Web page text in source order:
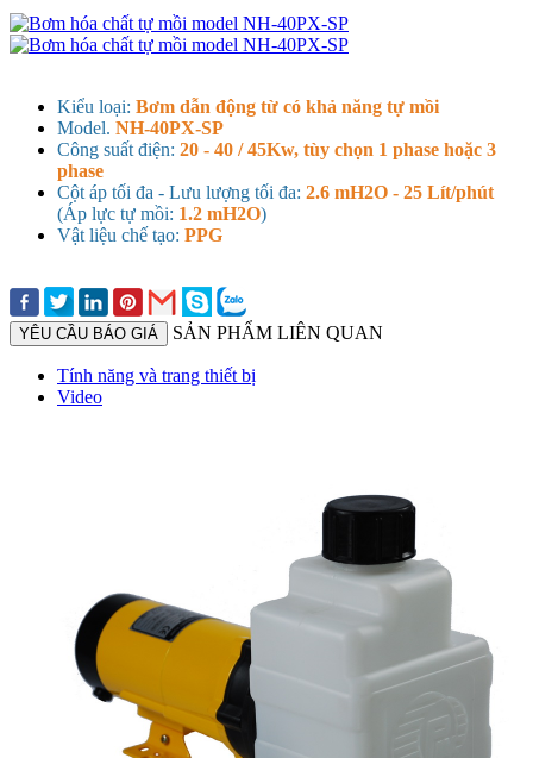
Kiểu loại: Bơm dẫn động từ có khả năng tự mồi
Model. NH-40PX-SP
Công suất điện: 20 - 40 / 45Kw, tùy chọn 1 phase hoặc 3
phase
Cột áp tối đa - Lưu lượng tối đa: 2.6 mH2O - 25 Lít/phút
(Áp lực tự mồi: 1.2 mH2O)
Vật liệu chế tạo: PPG
YÊU CẦU BÁO GIÁ SẢN PHẨM LIÊN QUAN
Tính năng và trang thiết bị
Video